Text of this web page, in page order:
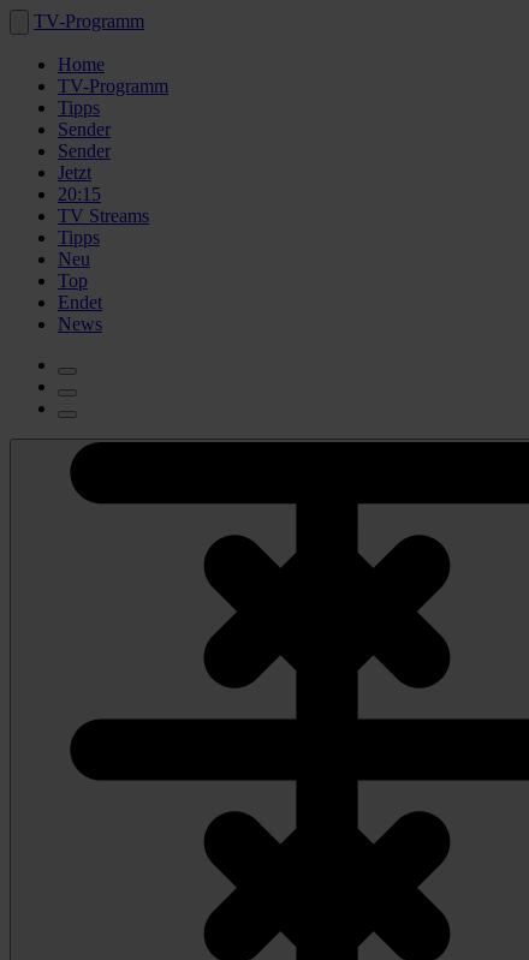
TV-Programm
Home
TV-Programm
Tipps
Sender
Sender
Jetzt
20:15
TV Streams
Tipps
Neu
Top
Endet
News